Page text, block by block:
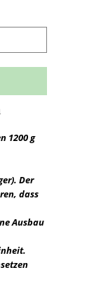
1200 g
Der
dass
Ausbau